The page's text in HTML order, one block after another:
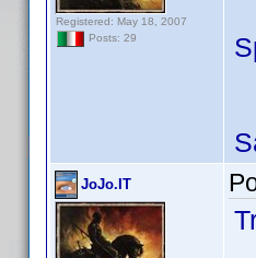
Registered: May 18, 2007
Posts: 29
JoJo.IT